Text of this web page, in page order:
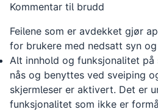
Kommentar til brudd
Feilene som er avdekket gjør
for brukere med nedsatt syn
Alt innhold og funksjonalitet på
nås og benyttes ved sveiping
skjermleser er aktivert. Det er
funksjonalitet som ikke er